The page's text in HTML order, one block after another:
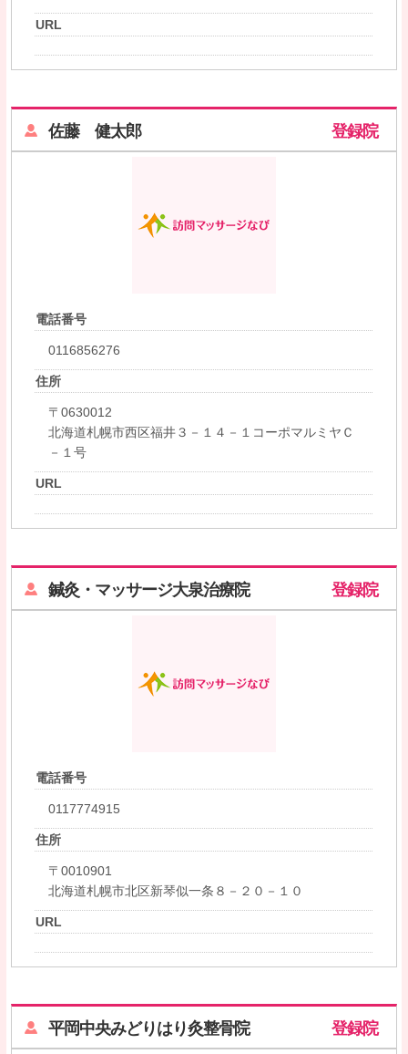
URL
佐藤 健太郎 登録院
電話番号
0116856276
住所
〒0630012
北海道札幌市西区福井３－１４－１コーポマルミヤＣ
－１号
URL
鍼灸・マッサージ大泉治療院 登録院
電話番号
0117774915
住所
〒0010901
北海道札幌市北区新琴似一条８－２０－１０
URL
平岡中央みどりはり灸整骨院 登録院